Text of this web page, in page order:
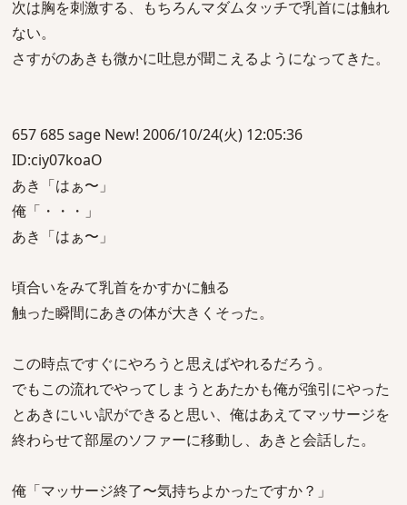
次は胸を刺激する、もちろんマダムタッチで乳首には触れ
ない。
さすがのあきも微かに吐息が聞こえるようになってきた。
657 685 sage New! 2006/10/24(火) 12:05:36
ID:ciy07koaO
あき「はぁ〜」
俺「・・・」
あき「はぁ〜」
頃合いをみて乳首をかすかに触る
触った瞬間にあきの体が大きくそった。
この時点ですぐにやろうと思えばやれるだろう。
でもこの流れでやってしまうとあたかも俺が強引にやった
とあきにいい訳ができると思い、俺はあえてマッサージを
終わらせて部屋のソファーに移動し、あきと会話した。
俺「マッサージ終了〜気持ちよかったですか？」